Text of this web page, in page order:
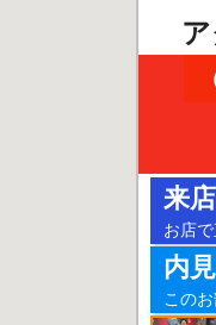
来
お店
内
この